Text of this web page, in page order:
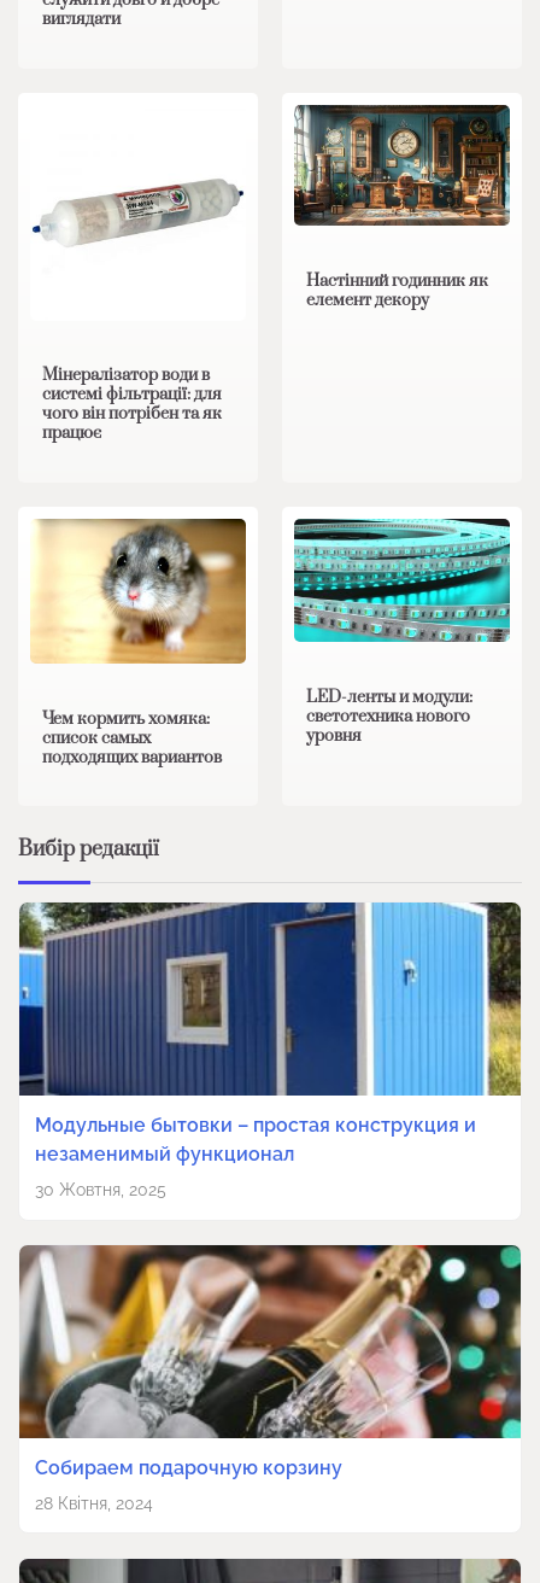
виглядати
Мінералізатор води в
системі фільтрації: для
чого він потрібен та як
працює
Настінний годинник як
елемент декору
Чем кормить хомяка:
список самых
подходящих вариантов
LED-ленты и модули:
светотехника нового
уровня
Вибір редакції
Модульные бытовки – простая конструкция и
незаменимый функционал
30 Жовтня, 2025
Собираем подарочную корзину
28 Квітня, 2024